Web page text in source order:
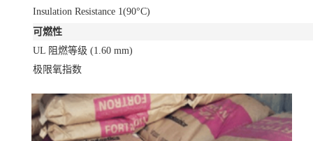
Insulation Resistance 1(90°C)
可燃性
UL 阻燃等级 (1.60 mm)
极限氧指数